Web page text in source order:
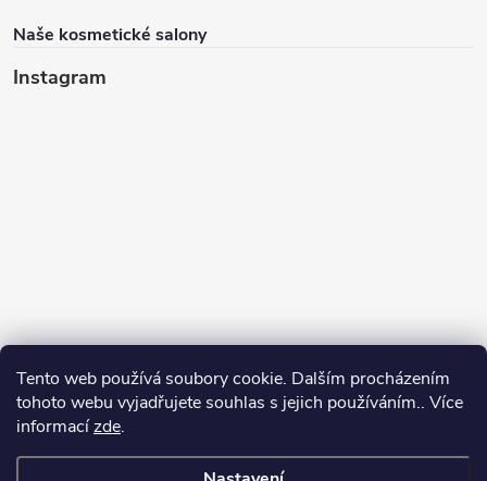
Tento web používá soubory cookie. Dalším procházením
tohoto webu vyjadřujete souhlas s jejich používáním.. Více
informacízde.
Naše kosmetické salony
Instagram